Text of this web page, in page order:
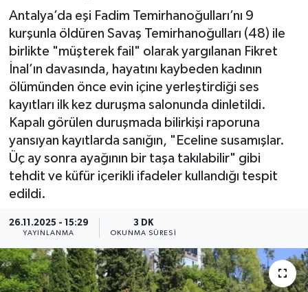
Antalya’da eşi Fadim Temirhanoğulları’nı 9
kurşunla öldüren Savaş Temirhanoğulları (48) ile
birlikte "müşterek fail" olarak yargılanan Fikret
İnal’ın davasında, hayatını kaybeden kadının
ölümünden önce evin içine yerleştirdiği ses
kayıtları ilk kez duruşma salonunda dinletildi.
Kapalı görülen duruşmada bilirkişi raporuna
yansıyan kayıtlarda sanığın, "Eceline susamışlar.
Üç ay sonra ayağının bir taşa takılabilir" gibi
tehdit ve küfür içerikli ifadeler kullandığı tespit
edildi.
26.11.2025 - 15:29
YAYINLANMA
3 DK
OKUNMA SÜRESI